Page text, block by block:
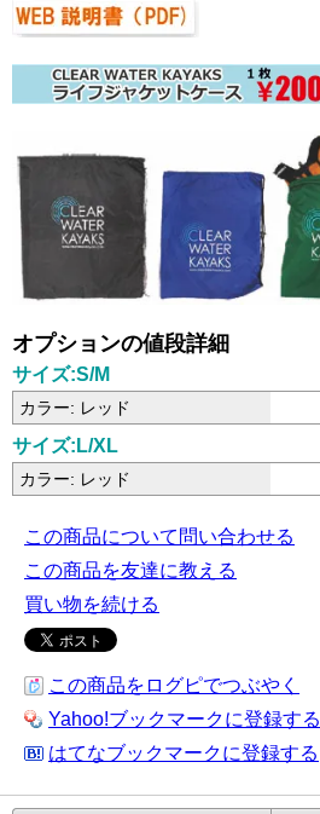
オプションの値段詳細
サイズ:S/M
カラー: レッド
サイズ:L/XL
カラー: レッド
この商品について問い合わせる
この商品を友達に教える
買い物を続ける
この商品をログピでつぶやく
Yahoo!ブックマークに登録する
はてなブックマークに登録する